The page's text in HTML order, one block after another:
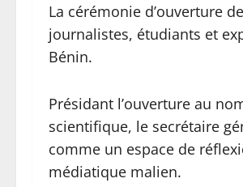
La cérémonie d’ouverture
journalistes, étudiants et
Bénin.
Présidant l’ouverture au
scientifique, le secrétaire
comme un espace de
médiatique malien.